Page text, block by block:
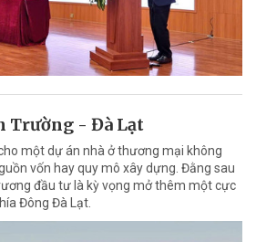
Trường - Đà Lạt
một dự án nhà ở thương mại không
vốn hay quy mô xây dựng. Đằng sau
đầu tư là kỳ vọng mở thêm một cực
Đông Đà Lạt.